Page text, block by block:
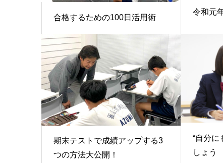
合格するための100日活用術
令和元
期末テストで成績アップする3
つの方法大公開！
“自分に
しょう